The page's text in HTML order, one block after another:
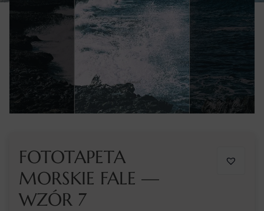
FOTOTAPETA
MORSKIE FALE —
WZÓR 7